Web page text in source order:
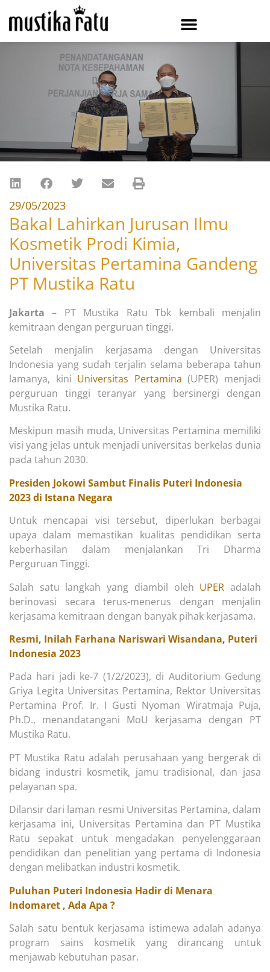
29/05/2023
Bakal Lahirkan Jurusan Ilmu
Kosmetik Prodi Kimia,
Universitas Pertamina Gandeng
PT Mustika Ratu
Jakarta – PT Mustika Ratu Tbk kembali menjalin
kemitraan dengan perguruan tinggi.
Setelah menjalin kerjasama dengan Universitas
Indonesia yang sudah terjalin selama beberapa tahun
lamanya, kini Universitas Pertamina (UPER) menjadi
perguruan tinggi teranyar yang bersinergi dengan
Mustika Ratu.
Meskipun masih muda, Universitas Pertamina memiliki
visi yang jelas untuk menjadi universitas berkelas dunia
pada tahun 2030.
Presiden Jokowi Sambut Finalis Puteri Indonesia
2023 di Istana Negara
Untuk mencapai visi tersebut, diperlukan berbagai
upaya dalam memastikan kualitas pendidikan serta
keberhasilan dalam menjalankan Tri Dharma
Perguruan Tinggi.
Salah satu langkah yang diambil oleh UPER adalah
berinovasi secara terus-menerus dengan menjalin
kerjasama kemitraan dengan banyak pihak kerjasama.
Resmi, Inilah Farhana Nariswari Wisandana, Puteri
Indonesia 2023
Pada hari jadi ke-7 (1/2/2023), di Auditorium Gedung
Griya Legita Universitas Pertamina, Rektor Universitas
Pertamina Prof. Ir. I Gusti Nyoman Wiratmaja Puja,
Ph.D., menandatangani MoU kerjasama dengan PT
Mustika Ratu.
PT Mustika Ratu adalah perusahaan yang bergerak di
bidang industri kosmetik, jamu tradisional, dan jasa
pelayanan spa.
Dilansir dari laman resmi Universitas Pertamina, dalam
kerjasama ini, Universitas Pertamina dan PT Mustika
Ratu sepakat untuk mengadakan penyelenggaraan
pendidikan dan penelitian yang pertama di Indonesia
dengan melibatkan industri kosmetik.
Puluhan Puteri Indonesia Hadir di Menara
Indomaret , Ada Apa ?
Salah satu bentuk kerjasama istimewa adalah adanya
program sains kosmetik yang dirancang untuk
menjawab kebutuhan pasar.